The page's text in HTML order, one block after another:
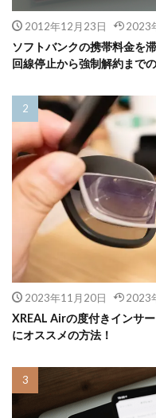
2012年12月23日 2023
ソフトバンクの携帯料金を
回線停止から強制解約までの
2023年11月20日 2023
XREAL Airの度付きインサ
にオススメの方法！